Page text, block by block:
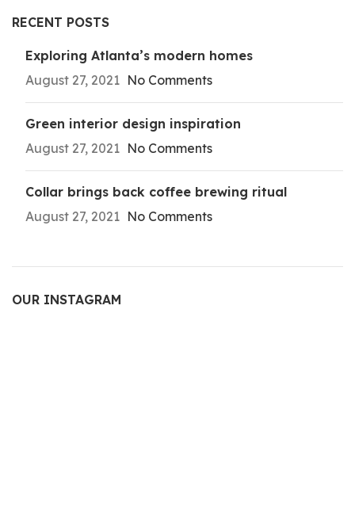
RECENT POSTS
Exploring Atlanta’s modern homes
August 27, 2021 No Comments
Green interior design inspiration
August 27, 2021 No Comments
Collar brings back coffee brewing ritual
August 27, 2021 No Comments
OUR INSTAGRAM